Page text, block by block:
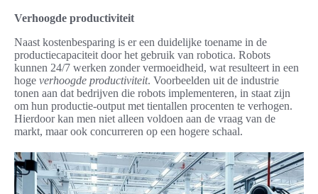
Verhoogde productiviteit
Naast kostenbesparing is er een duidelijke toename in de
productiecapaciteit door het gebruik van robotica. Robots
kunnen 24/7 werken zonder vermoeidheid, wat resulteert in een
hoge verhoogde productiviteit. Voorbeelden uit de industrie
tonen aan dat bedrijven die robots implementeren, in staat zijn
om hun productie-output met tientallen procenten te verhogen.
Hierdoor kan men niet alleen voldoen aan de vraag van de
markt, maar ook concurreren op een hogere schaal.